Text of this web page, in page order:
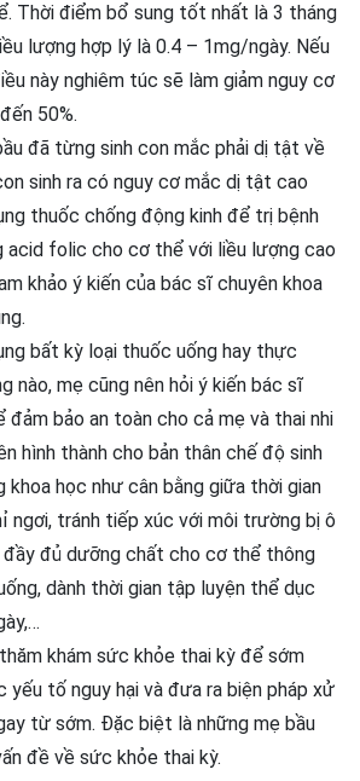
Thời điểm bổ sung tốt nhất là 3 tháng
lượng hợp lý là 0.4 – 1mg/ngày. Nếu
này nghiêm túc sẽ làm giảm nguy cơ
50%.
đã từng sinh con mắc phải dị tật về
sinh ra có nguy cơ mắc dị tật cao
thuốc chống động kinh để trị bệnh
acid folic cho cơ thể với liều lượng cao
khảo ý kiến của bác sĩ chuyên khoa
bất kỳ loại thuốc uống hay thực
nào, mẹ cũng nên hỏi ý kiến bác sĩ
đảm bảo an toàn cho cả mẹ và thai nhi
hình thành cho bản thân chế độ sinh
khoa học như cân bằng giữa thời gian
ngơi, tránh tiếp xúc với môi trường bị ô
đầy đủ dưỡng chất cho cơ thể thông
dành thời gian tập luyện thể dục
khám sức khỏe thai kỳ để sớm
yếu tố nguy hại và đưa ra biện pháp xử
từ sớm. Đặc biệt là những mẹ bầu
đề về sức khỏe thai kỳ.